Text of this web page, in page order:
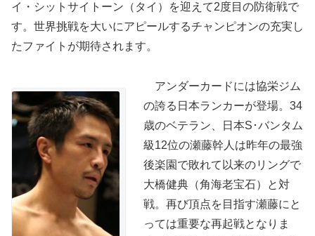
イ・シットサイトーン（タイ）を迎えて2度目の防衛戦で
す。世界挑戦を大いにアピールするチャンピオンの充実し
たファイトが期待されます。
アンダーカードには協栄ジム
の誇る日本ランカーが登場。34
歳のベテラン、日本S･バンタム
級12位の瀬藤幹人は昨年の最強
後楽園で敗れて以来のリングで
大橋健典（角海老宝石）と対
戦。再び頂点を目指す瀬藤にと
っては重要な再起戦となりま